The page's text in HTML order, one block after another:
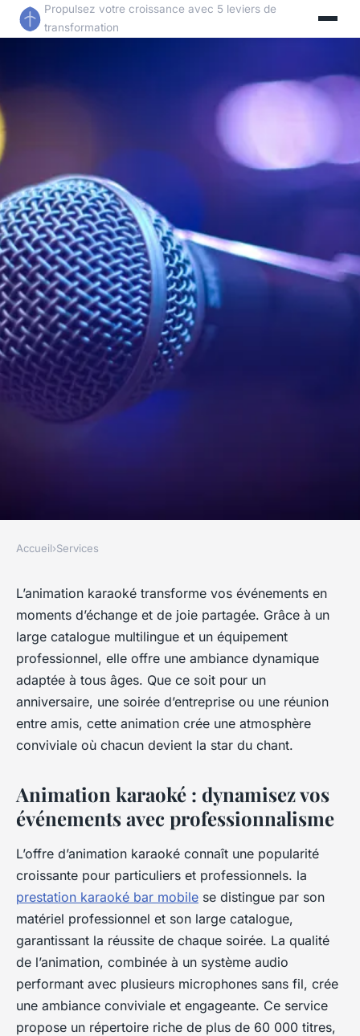
Propulsez votre croissance avec 5 leviers de
transformation
Animation karaoké : l'art
d'animer vos rencontres
festives
Jules•26 août 2025•5 min de lecture
Accueil›Services
L’animation karaoké transforme vos événements en
moments d’échange et de joie partagée. Grâce à un
large catalogue multilingue et un équipement
professionnel, elle offre une ambiance dynamique
adaptée à tous âges. Que ce soit pour un
anniversaire, une soirée d’entreprise ou une réunion
entre amis, cette animation crée une atmosphère
conviviale où chacun devient la star du chant.
Animation karaoké : dynamisez vos
événements avec professionnalisme
L’offre d’animation karaoké connaît une popularité
croissante pour particuliers et professionnels. la
prestation karaoké bar mobile se distingue par son
matériel professionnel et son large catalogue,
garantissant la réussite de chaque soirée. La qualité
de l’animation, combinée à un système audio
performant avec plusieurs microphones sans fil, crée
une ambiance conviviale et engageante. Ce service
propose un répertoire riche de plus de 60 000 titres,